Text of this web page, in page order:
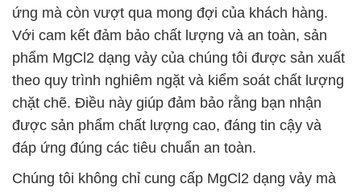
ứng mà còn vượt qua mong đợi của khách hàng.
Với cam kết đảm bảo chất lượng và an toàn, sản
phẩm MgCl2 dạng vảy của chúng tôi được sản xuất
theo quy trình nghiêm ngặt và kiểm soát chất lượng
chặt chẽ. Điều này giúp đảm bảo rằng bạn nhận
được sản phẩm chất lượng cao, đáng tin cậy và
đáp ứng đúng các tiêu chuẩn an toàn.
Chúng tôi không chỉ cung cấp MgCl2 dạng vảy mà